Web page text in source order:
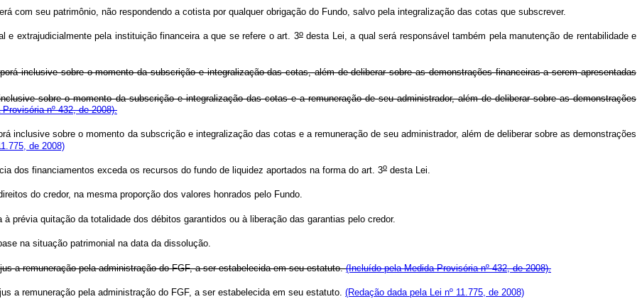
com seu patrimônio, não respondendo a cotista por qualquer obrigação do Fundo, salvo pela integralização das cotas que subscrever.
extrajudicialmente pela instituição financeira a que se refere o art. 3odesta Lei, a qual será responsável também pela manutenção de rentabilidade e
inclusive sobre o momento da subscrição e integralização das cotas, além de deliberar sobre as demonstrações financeiras a serem apresentadas
sobre o momento da subscrição e integralização das cotas e a remuneração de seu administrador, além de deliberar sobre as demonstrações
nº 432, de 2008).
inclusive sobre o momento da subscrição e integralização das cotas e a remuneração de seu administrador, além de deliberar sobre as demonstrações
de 2008)
dos financiamentos exceda os recursos do fundo de liquidez aportados na forma do art. 3o desta Lei.
do credor, na mesma proporção dos valores honrados pelo Fundo.
prévia quitação da totalidade dos débitos garantidos ou à liberação das garantias pelo credor.
na situação patrimonial na data da dissolução.
a remuneração pela administração do FGF, a ser estabelecida em seu estatuto.(Incluído pela Medida Provisória nº 432, de 2008).
a remuneração pela administração do FGF, a ser estabelecida em seu estatuto. (Redação dada pela Lei nº 11.775, de 2008)